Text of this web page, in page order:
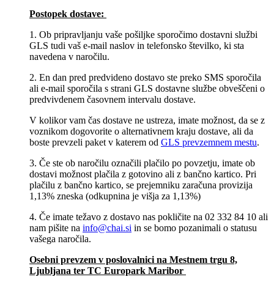
Postopek dostave:
1. Ob pripravljanju vaše pošiljke sporočimo dostavni službi
GLS tudi vaš e-mail naslov in telefonsko številko, ki sta
navedena v naročilu.
2. En dan pred predvideno dostavo ste preko SMS sporočila
ali e-mail sporočila s strani GLS dostavne službe obveščeni o
predvivdenem časovnem intervalu dostave.
V kolikor vam čas dostave ne ustreza, imate možnost, da se z
voznikom dogovorite o alternativnem kraju dostave, ali da
boste prevzeli paket v katerem od GLS prevzemnem mestu.
3. Če ste ob naročilu označili plačilo po povzetju, imate ob
dostavi možnost plačila z gotovino ali z bančno kartico. Pri
plačilu z bančno kartico, se prejemniku zaračuna provizija
1,13% zneska (odkupnina je višja za 1,13%)
4. Če imate težavo z dostavo nas pokličite na 02 332 84 10 ali
nam pišite na info@chai.si in se bomo pozanimali o statusu
vašega naročila.
Osebni prevzem v poslovalnici na Mestnem trgu 8,
Ljubljana​ ter TC Europark Maribor